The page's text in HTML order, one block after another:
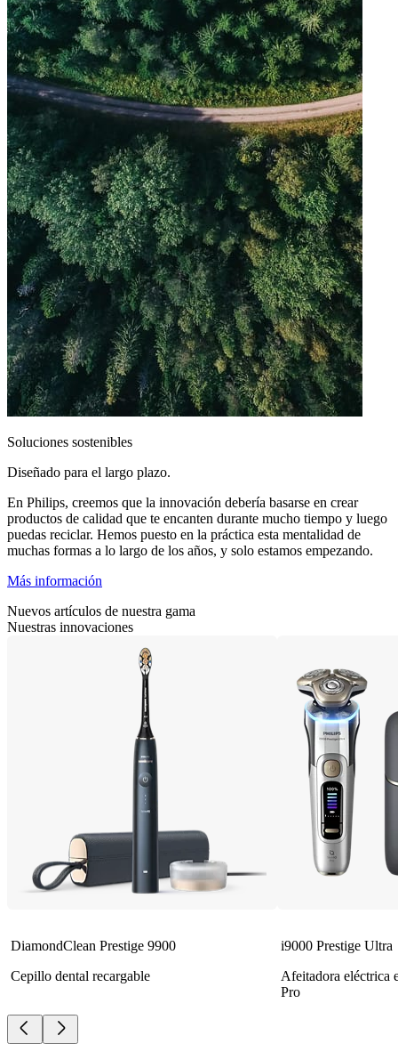
Soluciones sostenibles
Diseñado para el largo plazo.
En Philips, creemos que la innovación debería basarse en crear
productos de calidad que te encanten durante mucho tiempo y luego
puedas reciclar. Hemos puesto en la práctica esta mentalidad de
muchas formas a lo largo de los años, y solo estamos empezando.
Más información
Nuevos artículos de nuestra gama
Nuestras innovaciones
DiamondClean Prestige 9900
Cepillo dental recargable
i9000 Prestige Ultra
Afeitadora eléctrica
Pro